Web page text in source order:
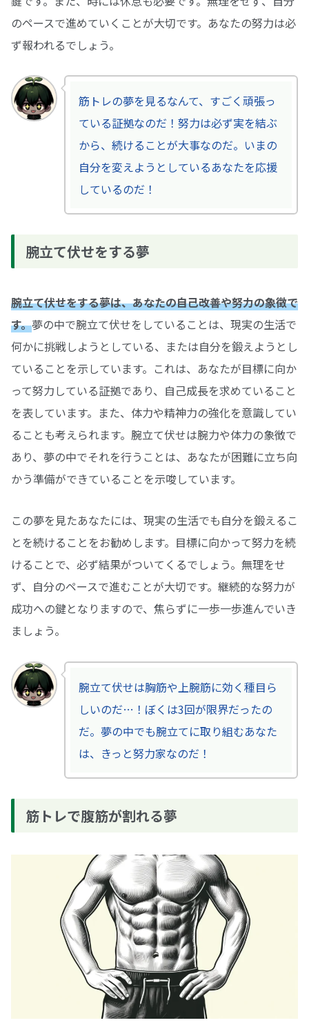
のペースで進めていくことが大切です。あなたの努力は必
ず報われるでしょう。
筋トレの夢を見るなんて、すごく頑張っ
ている証拠なのだ！努力は必ず実を結ぶ
から、続けることが大事なのだ。いまの
自分を変えようとしているあなたを応援
しているのだ！
腕立て伏せをする夢
腕立て伏せをする夢は、あなたの自己改善や努力の象徴で
す。夢の中で腕立て伏せをしていることは、現実の生活で
何かに挑戦しようとしている、または自分を鍛えようとし
ていることを示しています。これは、あなたが目標に向か
って努力している証拠であり、自己成長を求めていること
を表しています。また、体力や精神力の強化を意識してい
ることも考えられます。腕立て伏せは腕力や体力の象徴で
あり、夢の中でそれを行うことは、あなたが困難に立ち向
かう準備ができていることを示唆しています。
この夢を見たあなたには、現実の生活でも自分を鍛えるこ
とを続けることをお勧めします。目標に向かって努力を続
けることで、必ず結果がついてくるでしょう。無理をせ
ず、自分のペースで進むことが大切です。継続的な努力が
成功への鍵となりますので、焦らずに一歩一歩進んでいき
ましょう。
腕立て伏せは胸筋や上腕筋に効く種目ら
しいのだ…！ぼくは3回が限界だったの
だ。夢の中でも腕立てに取り組むあなた
は、きっと努力家なのだ！
筋トレで腹筋が割れる夢